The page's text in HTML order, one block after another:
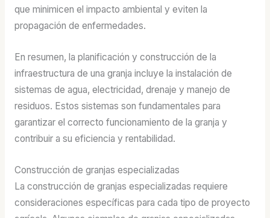
que minimicen el impacto ambiental y eviten la
propagación de enfermedades.
En resumen, la planificación y construcción de la
infraestructura de una granja incluye la instalación de
sistemas de agua, electricidad, drenaje y manejo de
residuos. Estos sistemas son fundamentales para
garantizar el correcto funcionamiento de la granja y
contribuir a su eficiencia y rentabilidad.
Construcción de granjas especializadas
La construcción de granjas especializadas requiere
consideraciones específicas para cada tipo de proyecto